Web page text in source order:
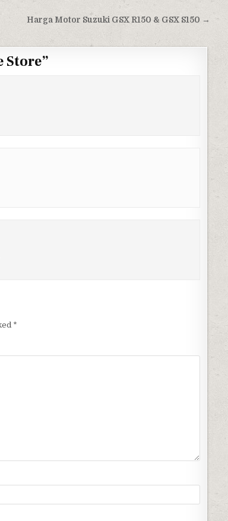
Harga Motor Suzuki GSX R150 & GSX S150 →
Store”
*